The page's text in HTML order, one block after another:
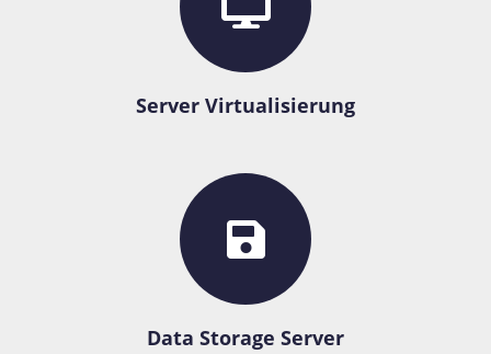
Server Virtualisierung
Data Storage Server